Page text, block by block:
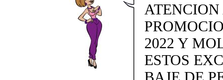
2022 Y
ESTOS
BAJE DE